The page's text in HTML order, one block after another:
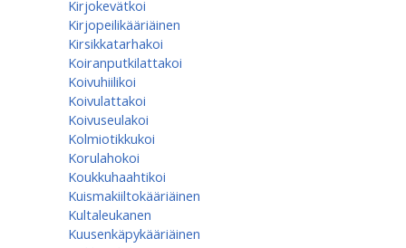
Kirjokevätkoi
Kirjopeilikääriäinen
Kirsikkatarhakoi
Koiranputkilattakoi
Koivuhiilikoi
Koivulattakoi
Koivuseulakoi
Kolmiotikkukoi
Korulahokoi
Koukkuhaahtikoi
Kuismakiiltokääriäinen
Kultaleukanen
Kuusenkäpykääriäinen